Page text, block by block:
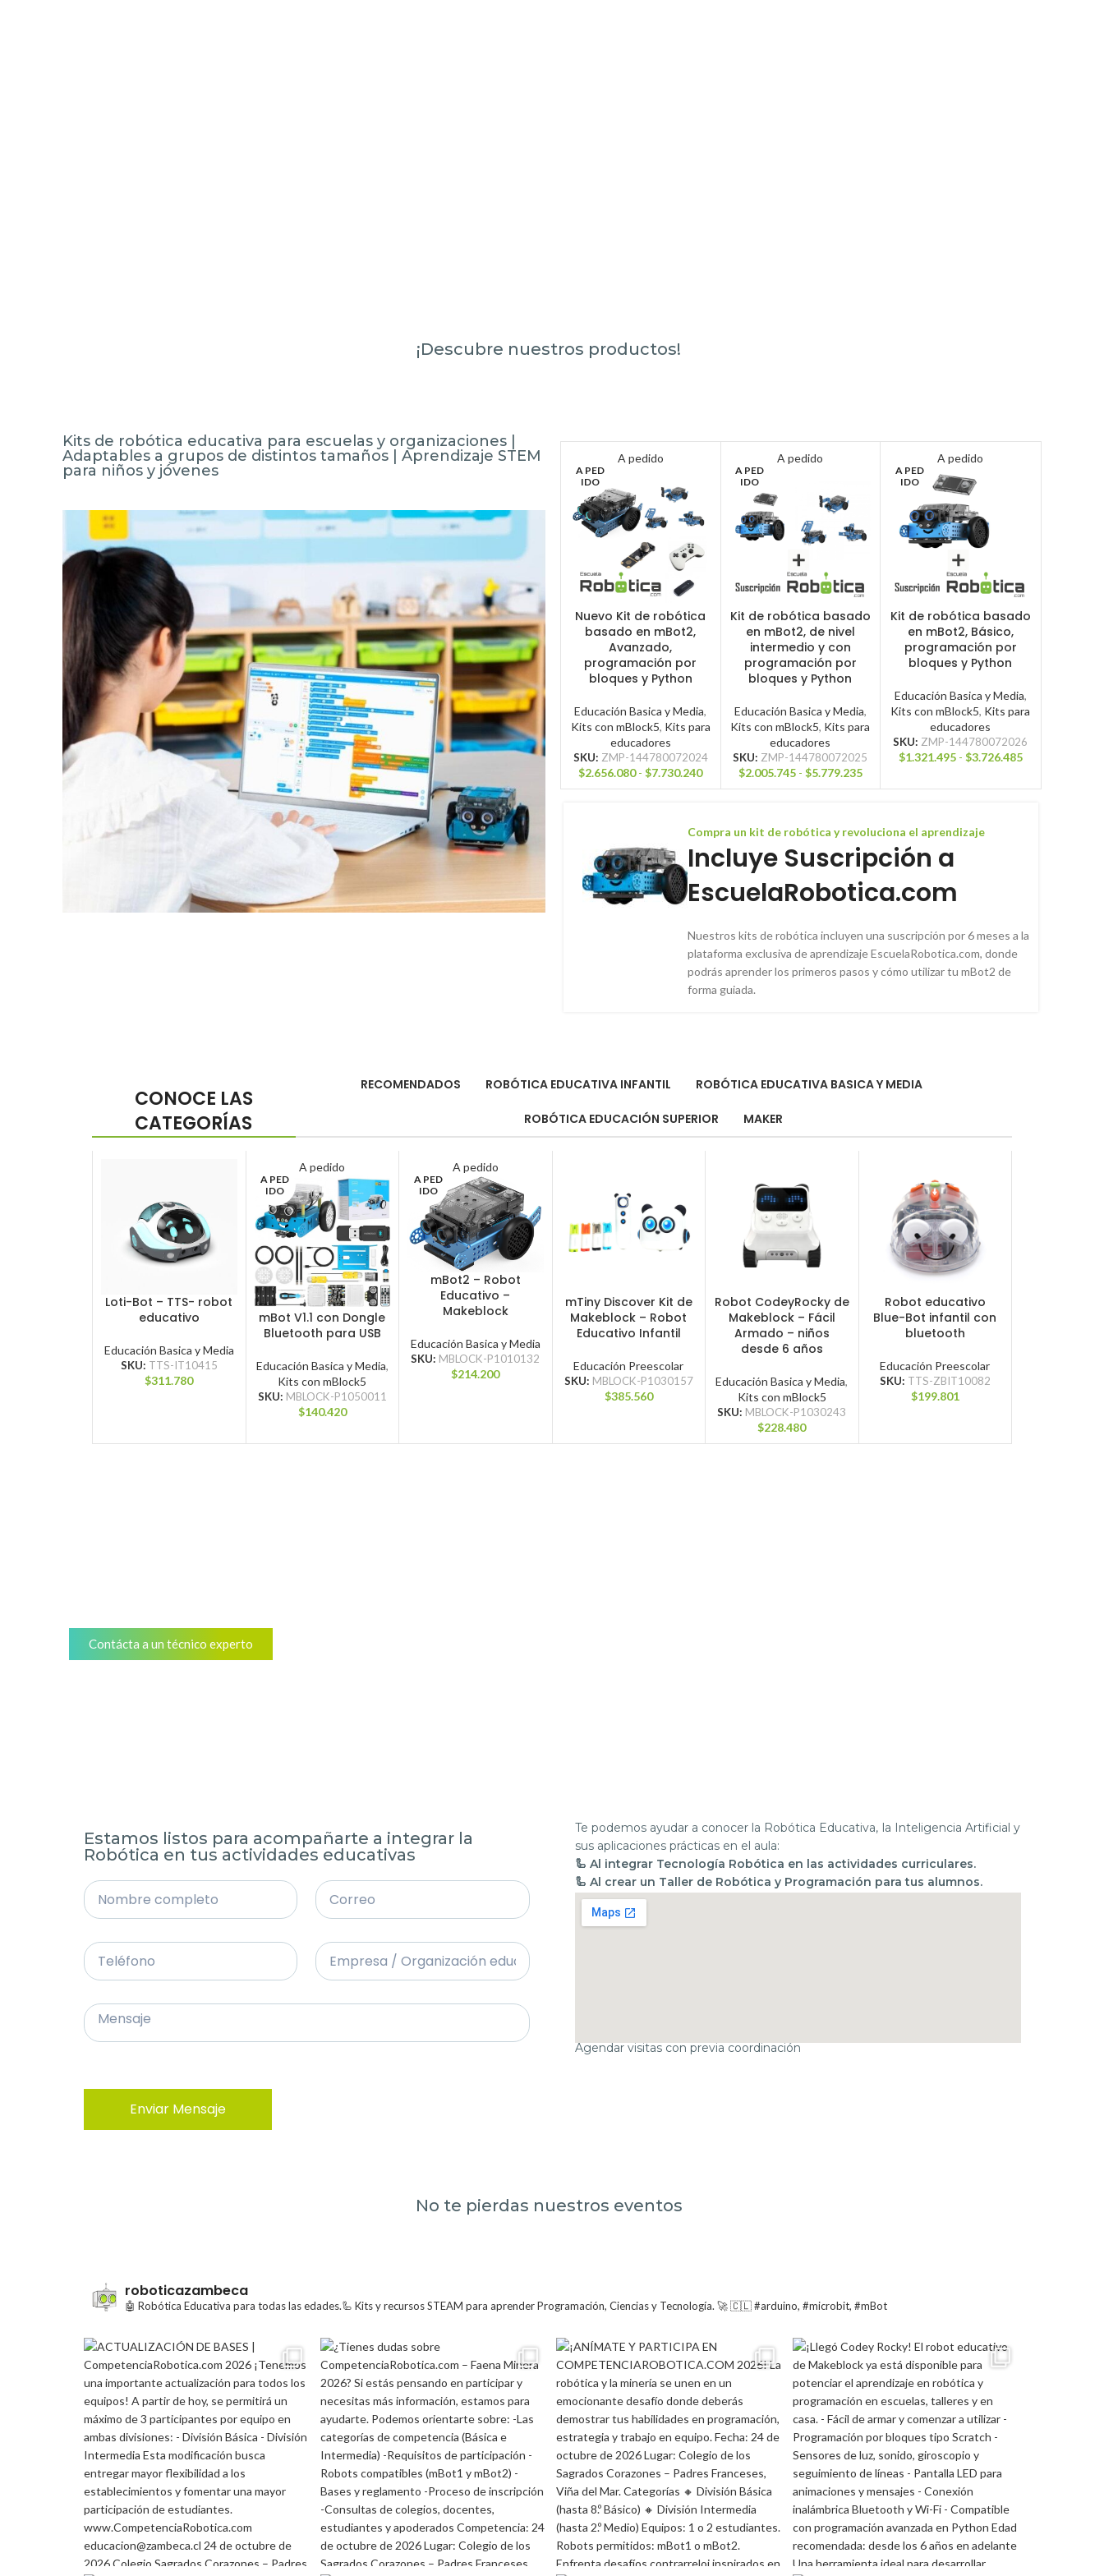
¡Descubre nuestros productos!
Kits de robótica educativa para escuelas y organizaciones |
Adaptables a grupos de distintos tamaños | Aprendizaje STEM
para niños y jóvenes
A PED
IDO
A pedido
Nuevo Kit de robótica
basado en mBot2,
Avanzado,
programación por
bloques y Python
Educación Basica y Media,
Kits con mBlock5, Kits para
educadores
SKU: ZMP-144780072024
$2.656.080 - $7.730.240
A PED
IDO
A pedido
Kit de robótica basado
en mBot2, de nivel
intermedio y con
programación por
bloques y Python
Educación Basica y Media,
Kits con mBlock5, Kits para
educadores
SKU: ZMP-144780072025
$2.005.745 - $5.779.235
A PED
IDO
A pedido
Kit de robótica basado
en mBot2, Básico,
programación por
bloques y Python
Educación Basica y Media,
Kits con mBlock5, Kits para
educadores
SKU: ZMP-144780072026
$1.321.495 - $3.726.485
Compra un kit de robótica y revoluciona el aprendizaje
Incluye Suscripción a
EscuelaRobotica.com
Nuestros kits de robótica incluyen una suscripción por 6 meses a la
plataforma exclusiva de aprendizaje EscuelaRobotica.com, donde
podrás aprender los primeros pasos y cómo utilizar tu mBot2 de
forma guiada.
CONOCE LAS
CATEGORÍAS
RECOMENDADOS ROBÓTICA EDUCATIVA INFANTIL ROBÓTICA EDUCATIVA BASICA Y MEDIA
ROBÓTICA EDUCACIÓN SUPERIOR MAKER
AGREGAR AL CARRITO
Loti-Bot – TTS- robot
educativo
Educación Basica y Media
SKU: TTS-IT10415
$311.780
A PED
IDO
A pedido
LEER MÁS
mBot V1.1 con Dongle
Bluetooth para USB
Educación Basica y Media,
Kits con mBlock5
SKU: MBLOCK-P1050011
$140.420
A PED
IDO
A pedido
LEER MÁS
mBot2 – Robot
Educativo –
Makeblock
Educación Basica y Media
SKU: MBLOCK-P1010132
$214.200
AGREGAR AL CARRITO
mTiny Discover Kit de
Makeblock – Robot
Educativo Infantil
Educación Preescolar
SKU: MBLOCK-P1030157
$385.560
AGREGAR AL CARRITO
Robot CodeyRocky de
Makeblock – Fácil
Armado – niños
desde 6 años
Educación Basica y Media,
Kits con mBlock5
SKU: MBLOCK-P1030243
$228.480
AGREGAR AL CARRITO
Robot educativo
Blue-Bot infantil con
bluetooth
Educación Preescolar
SKU: TTS-ZBIT10082
$199.801
Contácta a un técnico experto
Estamos listos para acompañarte a integrar la
Robótica en tus actividades educativas
Enviar Mensaje
Te podemos ayudar a conocer la Robótica Educativa, la Inteligencia Artificial y
sus aplicaciones prácticas en el aula:
🦾 Al integrar Tecnología Robótica en las actividades curriculares.
🦾 Al crear un Taller de Robótica y Programación para tus alumnos.
🦾 Al promover y divulgar el conocimiento de las ciencias.
Agendar visitas con previa coordinación
No te pierdas nuestros eventos
roboticazambeca
🤖 Robótica Educativa para todas las edades.🦾 Kits y recursos STEAM para aprender Programación, Ciencias y Tecnología. 🚀 🇨🇱#arduino, #microbit, #mBot